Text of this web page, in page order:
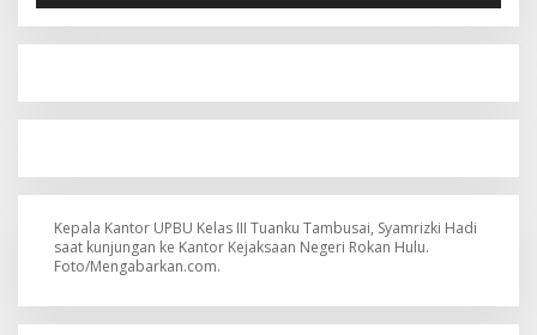
Kepala Kantor UPBU Kelas III Tuanku Tambusai, Syamrizki Hadi
saat kunjungan ke Kantor Kejaksaan Negeri Rokan Hulu.
Foto/Mengabarkan.com.